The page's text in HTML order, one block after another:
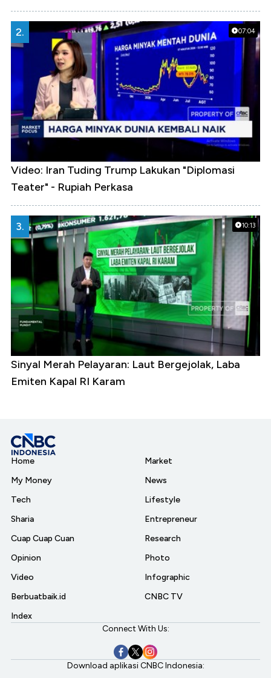
07:04
2.
Video: Iran Tuding Trump Lakukan "Diplomasi
Teater" - Rupiah Perkasa
10:13
3.
Sinyal Merah Pelayaran: Laut Bergejolak, Laba
Emiten Kapal RI Karam
Home
My Money
Tech
Sharia
Cuap Cuap Cuan
Opinion
Video
Berbuatbaik.id
Index
Market
News
Lifestyle
Entrepreneur
Research
Photo
Infographic
CNBC TV
Connect With Us:
Download aplikasi CNBC Indonesia: